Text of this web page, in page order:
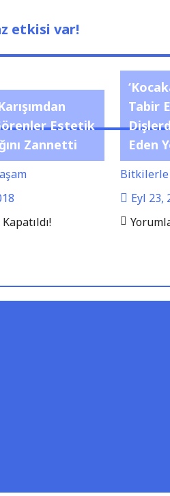
etkisi var!
Estetik
Zannetti
Tabir
Eden
Bitkilerle
Eyl 23,